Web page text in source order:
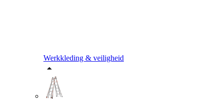
Werkkleding & veiligheid